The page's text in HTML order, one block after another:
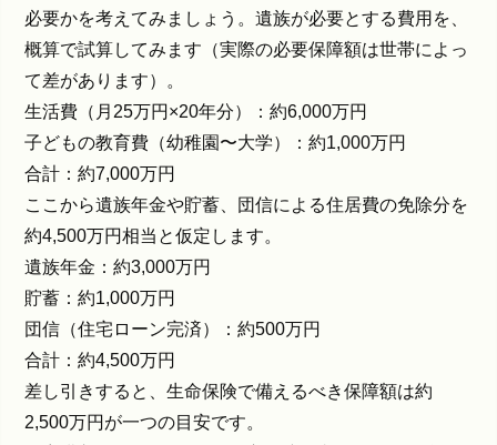
必要かを考えてみましょう。遺族が必要とする費用を、
概算で試算してみます（実際の必要保障額は世帯によっ
て差があります）。
生活費（月25万円×20年分）：約6,000万円
子どもの教育費（幼稚園〜大学）：約1,000万円
合計：約7,000万円
ここから遺族年金や貯蓄、団信による住居費の免除分を
約4,500万円相当と仮定します。
遺族年金：約3,000万円
貯蓄：約1,000万円
団信（住宅ローン完済）：約500万円
合計：約4,500万円
差し引きすると、生命保険で備えるべき保障額は約
2,500万円が一つの目安です。